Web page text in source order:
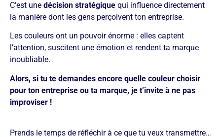
C’est une décision stratégique qui influence directement
la manière dont les gens perçoivent ton entreprise.
Les couleurs ont un pouvoir énorme : elles captent
l’attention, suscitent une émotion et rendent ta marque
inoubliable.
Alors, si tu te demandes encore quelle couleur choisir
pour ton entreprise ou ta marque, je t’invite à ne pas
improviser !
Prends le temps de réfléchir à ce que tu veux transmettre…